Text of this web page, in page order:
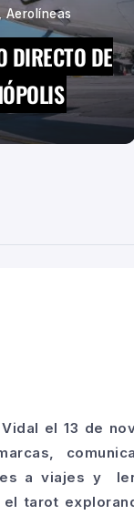
Aerolíneas
DIRECTO DE
el 13 de
a viajes y
tarot